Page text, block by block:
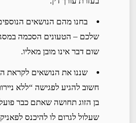
בחנו מהם הנושאים
שלכם – הטעונים הסכמה
שום דבר אינו מובן מאליו.
שננו את הנושאים לקראת
חשוב להגיע לפגישה “ללא
בן הזוג תחושה שאתם כבר
שעלול לגרום לו להיכנס